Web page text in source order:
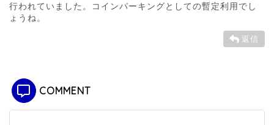
行われていました。コインパーキングとしての暫定利用でし
ょうね。
返信
COMMENT